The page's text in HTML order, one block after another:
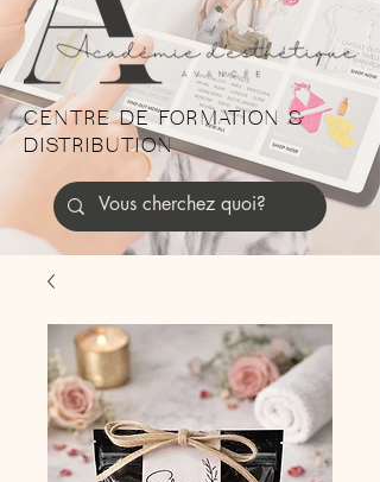
CENTRE DE FORMATION &
DISTRIBUTION